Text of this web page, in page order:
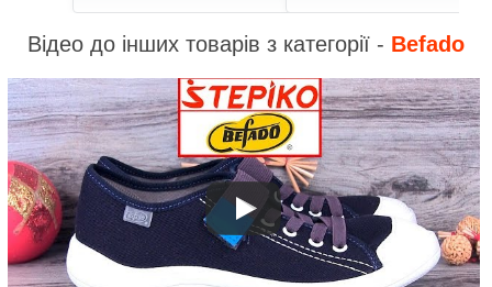
Відео до інших товарів з категорії - Befado